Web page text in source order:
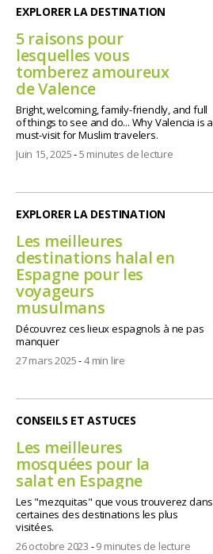
EXPLORER LA DESTINATION
5 raisons pour
lesquelles vous
tomberez amoureux
de Valence
Bright, welcoming, family-friendly, and full
of things to see and do... Why Valencia is a
must-visit for Muslim travelers.
Juin 15, 2025-5 minutes de lecture
EXPLORER LA DESTINATION
Les meilleures
destinations halal en
Espagne pour les
voyageurs
musulmans
Découvrez ces lieux espagnols à ne pas
manquer
27 mars 2025-4 min lire
CONSEILS ET ASTUCES
Les meilleures
mosquées pour la
salat en Espagne
Les "mezquitas" que vous trouverez dans
certaines des destinations les plus
visitées.
26 octobre 2023 -9 minutes de lecture